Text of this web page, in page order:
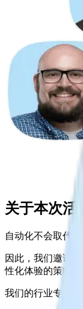
关于本次活动
自动化不会取代
因此，我们邀请
性化体验的策略。
我们的行业专家